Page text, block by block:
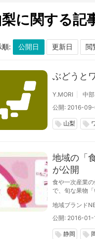
に関する記
順:
ぶどうと
Y.MORI
中部
公開: 2016-
local_offer 山梨 local_offer
地域の「
が公開
食や一次産業
で、旬な果物
地域ブランド
公開: 2016-01-
local_offer 静岡 local_offer